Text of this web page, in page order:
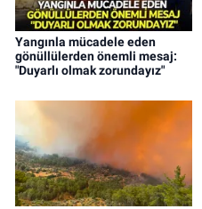
Yangınla mücadele eden
gönüllülerden önemli mesaj:
"Duyarlı olmak zorundayız"